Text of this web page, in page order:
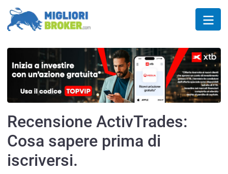
Recensione ActivTrades:
Cosa sapere prima di
iscriversi.